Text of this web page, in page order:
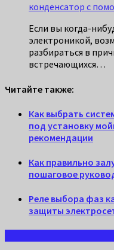
конденсатор с
Если вы когда-
электроникой,
разбираться в
встречающихся…
Читайте также:
Как выбрать
под установку
рекомендации
Как правильно
пошаговое
Реле выбора фаз
защиты